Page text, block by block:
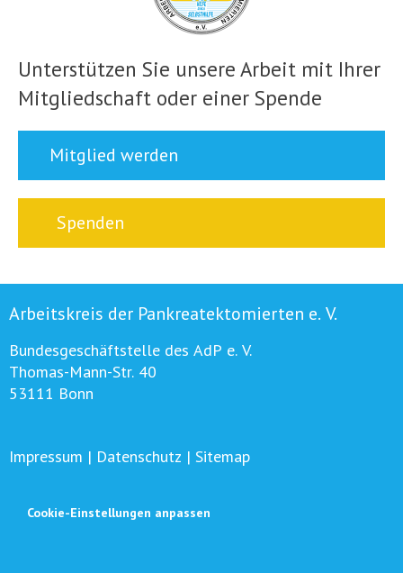
Unterstützen Sie unsere Arbeit mit Ihrer
Mitgliedschaft oder einer Spende
Mitglied werden
Spenden
Arbeitskreis der Pankreatektomierten e. V.
Bundesgeschäftstelle des AdP e. V.
Thomas-Mann-Str. 40
53111 Bonn
Impressum | Datenschutz | Sitemap
Cookie-Einstellungen anpassen